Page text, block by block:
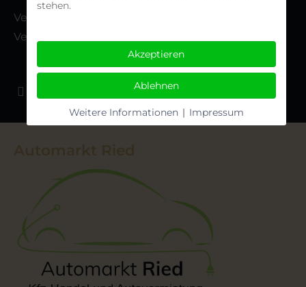
Vereinsanschrift:
Veilchenstrasse 15, 86438 Kissing
stehen.
Akzeptieren
Ablehnen
Weitere Informationen | Impressum